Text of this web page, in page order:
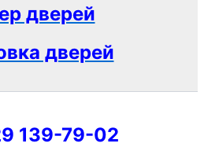
дверей
дверей
139-79-02